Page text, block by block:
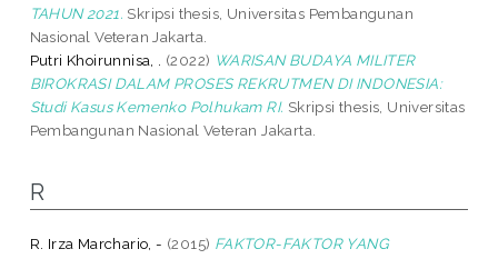
TAHUN 2021. Skripsi thesis, Universitas Pembangunan
Nasional Veteran Jakarta.
Putri Khoirunnisa, .
(2022) WARISAN BUDAYA MILITER
BIROKRASI DALAM PROSES REKRUTMEN DI INDONESIA:
Studi Kasus Kemenko Polhukam RI. Skripsi thesis, Universitas
Pembangunan Nasional Veteran Jakarta.
R
R. Irza Marchario, - (2015) FAKTOR-FAKTOR YANG